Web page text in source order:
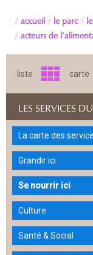
accueil le parc
acteurs de
liste carte
LES SERVICES
La carte des
Grandir ici
Se nourrir ici
Culture
Santé & Social